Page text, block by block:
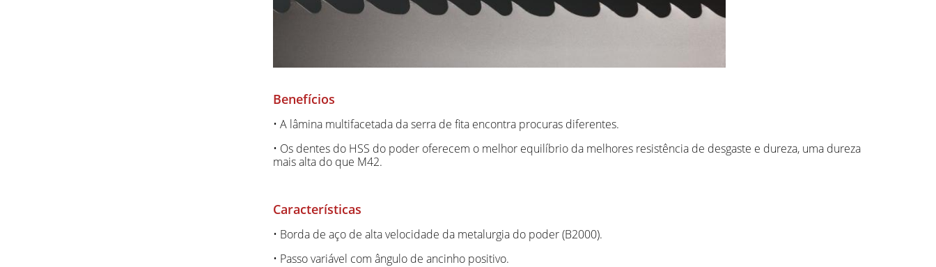
Benefícios
• A lâmina multifacetada da serra de fita encontra procuras diferentes.
• Os dentes do HSS do poder oferecem o melhor equilíbrio da melhores resistência de desgaste e dureza, uma dureza
mais alta do que M42.
Características
• Borda de aço de alta velocidade da metalurgia do poder (B2000).
• Passo variável com ângulo de ancinho positivo.